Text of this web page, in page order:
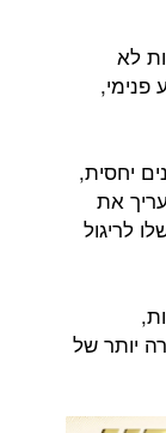
לא
פנימי,
יחסית,
את
לריגול
יותר של